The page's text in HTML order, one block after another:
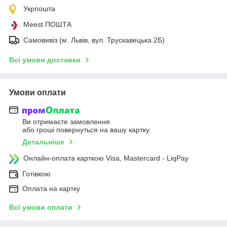
Укрпошта
Meest ПОШТА
Самовивіз (м. Львів, вул. Трускавецька 2Б)
Всі умови доставки
Умови оплати
Ви отримаєте замовлення
або гроші повернуться на вашу картку
Детальніше
Онлайн-оплата карткою Visa, Mastercard - LiqPay
Готівкою
Оплата на картку
Всі умови оплати